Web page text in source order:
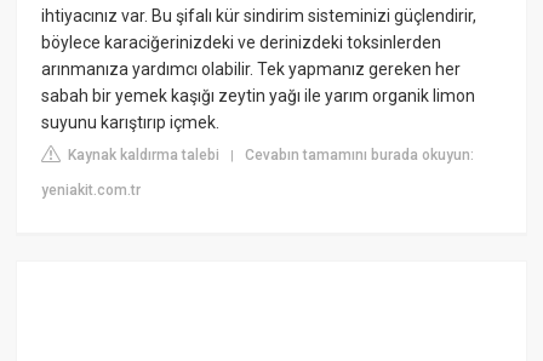
ihtiyacınız var. Bu şifalı kür sindirim sisteminizi güçlendirir,
böylece karaciğerinizdeki ve derinizdeki toksinlerden
arınmanıza yardımcı olabilir. Tek yapmanız gereken her
sabah bir yemek kaşığı zeytin yağı ile yarım organik limon
suyunu karıştırıp içmek.
Kaynak kaldırma talebi |Cevabın tamamını burada okuyun:
yeniakit.com.tr